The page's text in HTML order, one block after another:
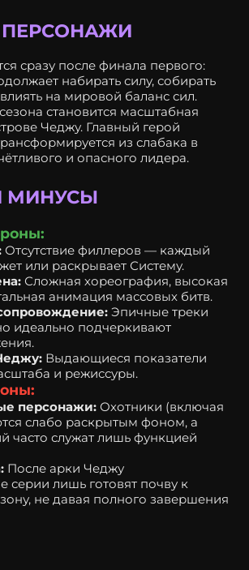
сразу после финала первого:
набирать силу, собирать
на мировой баланс сил.
становится масштабная
Чеджу. Главный герой
из слабака в
и опасного лидера.
МИНУСЫ
Отсутствие филлеров — каждый
или раскрывает Систему.
Сложная хореография, высокая
анимация массовых битв.
Эпичные треки
идеально подчеркивают
Выдающиеся показатели
и режиссуры.
персонажи: Охотники (включая
слабо раскрытым фоном, а
часто служат лишь функцией
После арки Чеджу
серии лишь готовят почву к
не давая полного завершения